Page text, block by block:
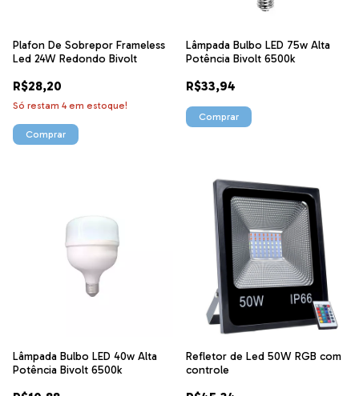
Plafon De Sobrepor Frameless
Led 24W Redondo Bivolt
R$28,20
Só restam 4em estoque!
Comprar
Lâmpada Bulbo LED 75w Alta
Potência Bivolt 6500k
R$33,94
Lâmpada Bulbo LED 40w Alta
Potência Bivolt 6500k
Refletor de Led 50W RGB com
controle